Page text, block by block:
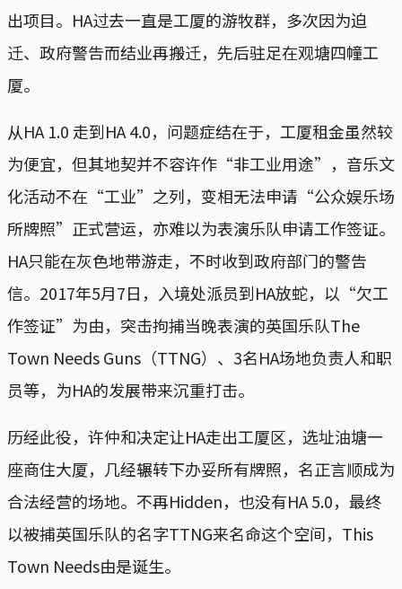
出项目。HA过去一直是工厦的游牧群，多次因为迫
迁、政府警告而结业再搬迁，先后驻足在观塘四幢工
厦。
从HA 1.0 走到HA 4.0，问题症结在于，工厦租金虽然较
为便宜，但其地契并不容许作“非工业用途”，音乐文
化活动不在“工业”之列，变相无法申请“公众娱乐场
所牌照”正式营运，亦难以为表演乐队申请工作签证。
HA只能在灰色地带游走，不时收到政府部门的警告
信。2017年5月7日，入境处派员到HA放蛇，以“欠工
作签证”为由，突击拘捕当晚表演的英国乐队The
Town Needs Guns（TTNG）、3名HA场地负责人和职
员等，为HA的发展带来沉重打击。
历经此役，许仲和决定让HA走出工厦区，选址油塘一
座商住大厦，几经辗转下办妥所有牌照，名正言顺成为
合法经营的场地。不再Hidden，也没有HA 5.0，最终
以被捕英国乐队的名字TTNG来名命这个空间，This
Town Needs由是诞生。